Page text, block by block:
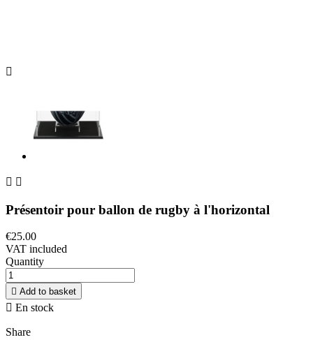

 
Présentoir pour ballon de rugby à l'horizontal
€25.00
VAT included
Quantity
 Add to basket
 En stock
Share